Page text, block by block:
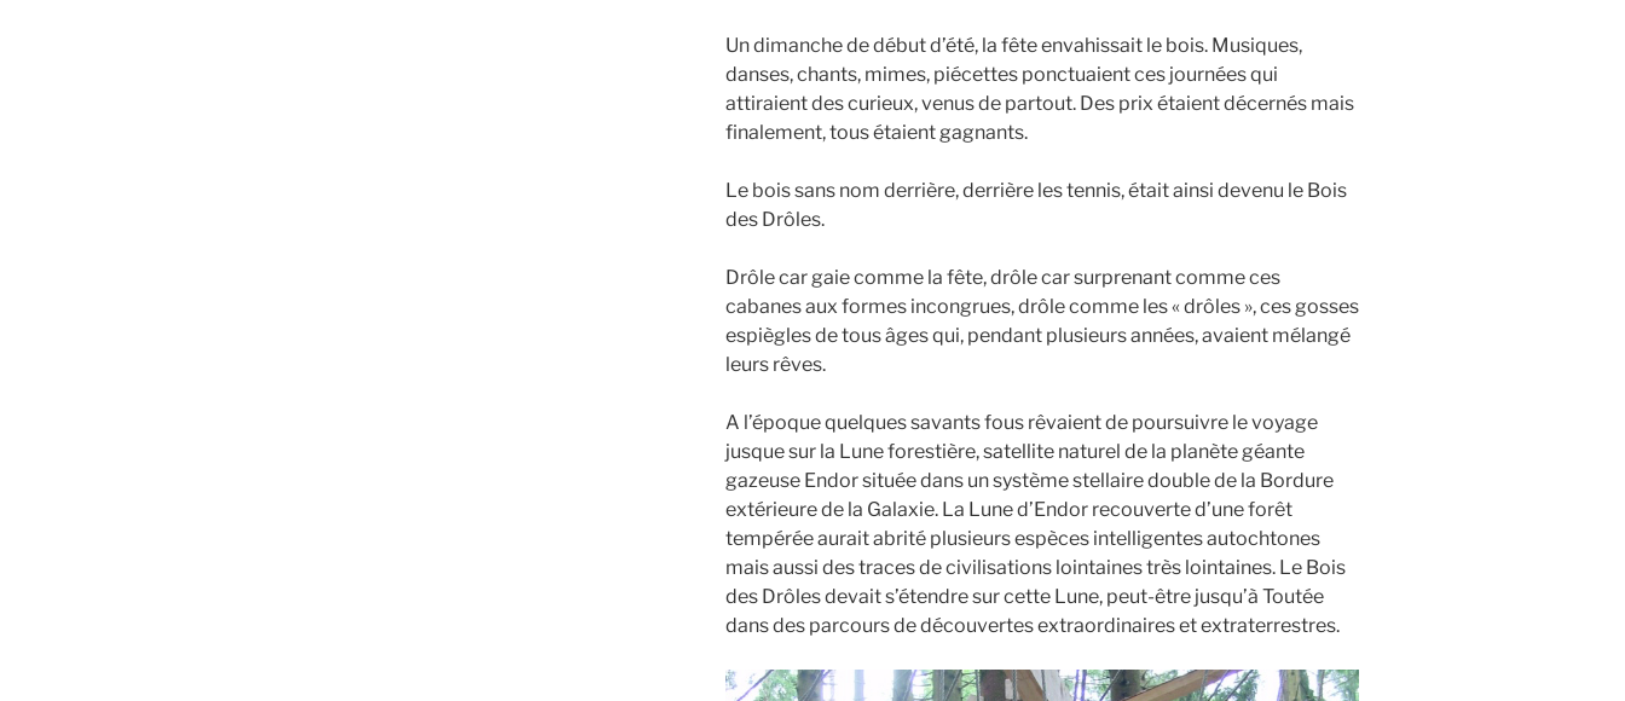
Un dimanche de début d’été, la fête envahissait le bois. Musiques,
danses, chants, mimes, piécettes ponctuaient ces journées qui
attiraient des curieux, venus de partout. Des prix étaient décernés mais
finalement, tous étaient gagnants.
Le bois sans nom derrière, derrière les tennis, était ainsi devenu le Bois
des Drôles.
Drôle car gaie comme la fête, drôle car surprenant comme ces
cabanes aux formes incongrues, drôle comme les « drôles », ces gosses
espiègles de tous âges qui, pendant plusieurs années, avaient mélangé
leurs rêves.
A l’époque quelques savants fous rêvaient de poursuivre le voyage
jusque sur la Lune forestière, satellite naturel de la planète géante
gazeuse Endor située dans un système stellaire double de la Bordure
extérieure de la Galaxie. La Lune d’Endor recouverte d’une forêt
tempérée aurait abrité plusieurs espèces intelligentes autochtones
mais aussi des traces de civilisations lointaines très lointaines. Le Bois
des Drôles devait s’étendre sur cette Lune, peut-être jusqu’à Toutée
dans des parcours de découvertes extraordinaires et extraterrestres.